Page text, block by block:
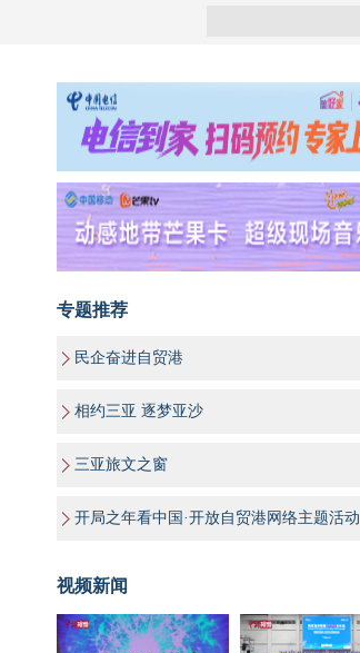
专题推荐
民企奋进自贸港
相约三亚 逐梦亚沙
三亚旅文之窗
开局之年看中国·开放自贸港网络主题活动
视频新闻